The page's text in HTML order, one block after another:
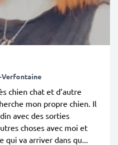
Verfontaine
chien chat et d’autre
mon propre chien. Il
avec des sorties
choses avec moi et
qui va arriver dans qu...